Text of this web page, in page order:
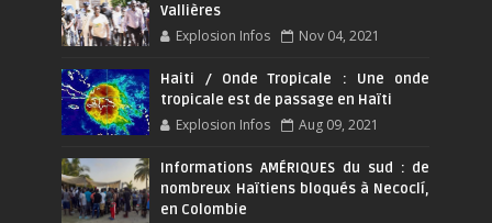
Vallières
Explosion Infos Nov 04, 2021
Haiti / Onde Tropicale : Une onde
tropicale est de passage en Haïti
Explosion Infos Aug 09, 2021
Informations AMÉRIQUES du sud : de
nombreux Haïtiens bloqués à Necoclí,
en Colombie